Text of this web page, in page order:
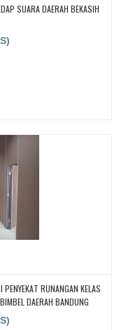
SUARA DAERAH BEKASIH
RUNANGAN KELAS
DAERAH BANDUNG